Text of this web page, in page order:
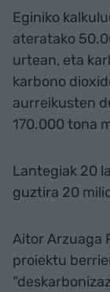
Eginiko
ateratako
urtean, eta
karbono
aurreikusten
170.000 tona
Lantegiak 20
guztira 20
Aitor Arzuaga
proiektu